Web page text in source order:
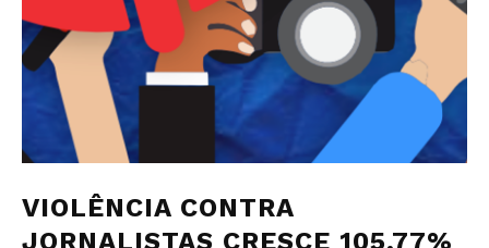
VIOLÊNCIA CONTRA
JORNALISTAS CRESCE 105,77%